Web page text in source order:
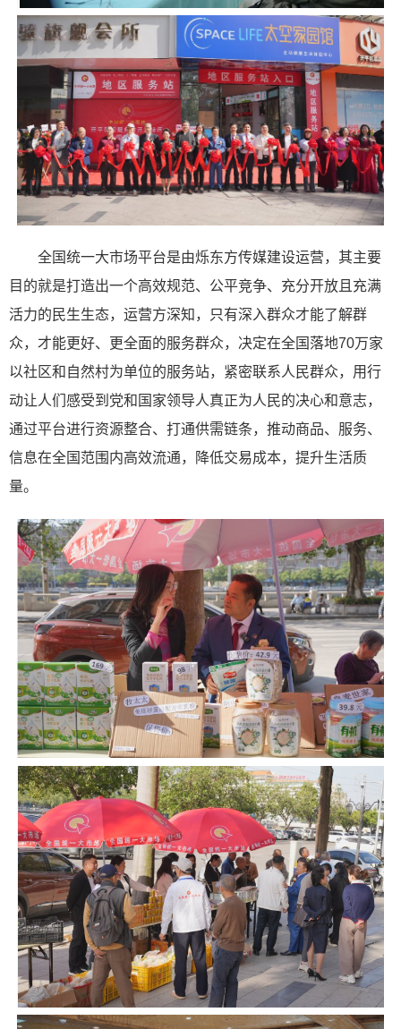
全国统一大市场平台是由烁东方传媒建设运营，其主要
目的就是打造出一个高效规范、公平竞争、充分开放且充满
活力的民生生态，运营方深知，只有深入群众才能了解群
众，才能更好、更全面的服务群众，决定在全国落地70万家
以社区和自然村为单位的服务站，紧密联系人民群众，用行
动让人们感受到党和国家领导人真正为人民的决心和意志，
通过平台进行资源整合、打通供需链条，推动商品、服务、
信息在全国范围内高效流通，降低交易成本，提升生活质
量。